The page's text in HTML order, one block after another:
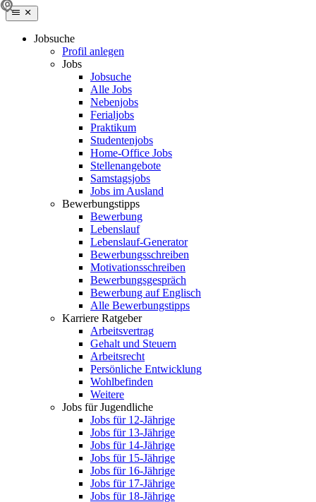
Jobsuche
Profil anlegen
Jobs
Jobsuche
Alle Jobs
Nebenjobs
Ferialjobs
Praktikum
Studentenjobs
Home-Office Jobs
Stellenangebote
Samstagsjobs
Jobs im Ausland
Bewerbungstipps
Bewerbung
Lebenslauf
Lebenslauf-Generator
Bewerbungsschreiben
Motivationsschreiben
Bewerbungsgespräch
Bewerbung auf Englisch
Alle Bewerbungstipps
Karriere Ratgeber
Arbeitsvertrag
Gehalt und Steuern
Arbeitsrecht
Persönliche Entwicklung
Wohlbefinden
Weitere
Jobs für Jugendliche
Jobs für 12-Jährige
Jobs für 13-Jährige
Jobs für 14-Jährige
Jobs für 15-Jährige
Jobs für 16-Jährige
Jobs für 17-Jährige
Jobs für 18-Jährige